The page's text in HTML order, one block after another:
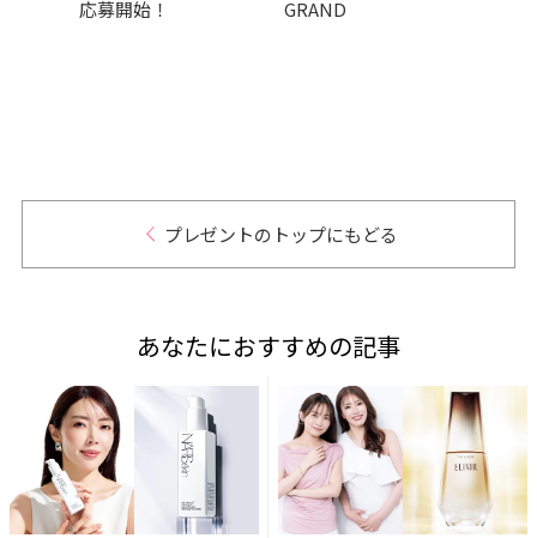
応募開始！
GRAND
プレゼントのトップにもどる
あなたにおすすめの記事